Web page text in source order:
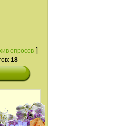
опросов]
18